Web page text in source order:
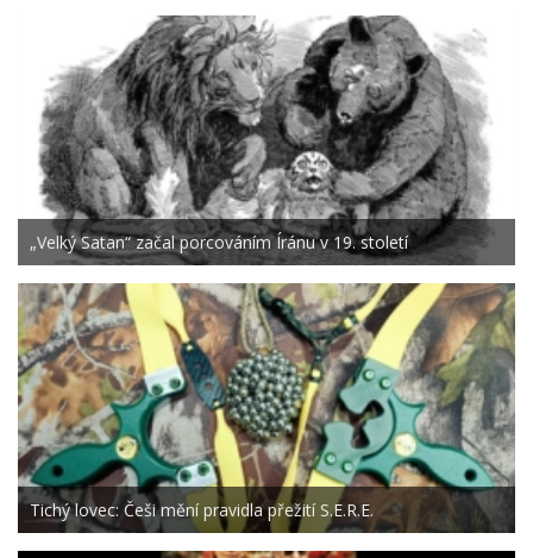
„Velký Satan“ začal porcováním Íránu v 19. století
Tichý lovec: Češi mění pravidla přežití S.E.R.E.